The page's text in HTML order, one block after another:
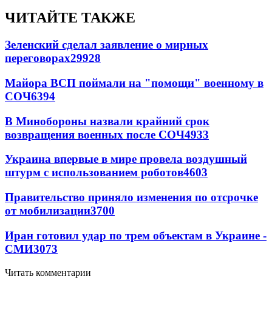
ЧИТАЙТЕ ТАКЖЕ
Зеленский сделал заявление о мирных
переговорах29928
Майора ВСП поймали на "помощи" военному в
СОЧ6394
В Минобороны назвали крайний срок
возвращения военных после СОЧ4933
Украина впервые в мире провела воздушный
штурм с использованием роботов4603
Правительство приняло изменения по отсрочке
от мобилизации3700
Иран готовил удар по трем объектам в Украине -
СМИ3073
Читать комментарии